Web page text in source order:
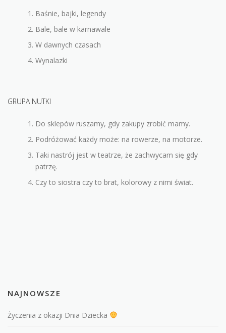
Baśnie, bajki, legendy
Bale, bale w karnawale
W dawnych czasach
Wynalazki
GRUPA NUTKI
Do sklepów ruszamy, gdy zakupy zrobić mamy.
Podróżować każdy może: na rowerze, na motorze.
Taki nastrój jest w teatrze, że zachwycam się gdy
patrzę.
Czy to siostra czy to brat, kolorowy z nimi świat.
NAJNOWSZE
Życzenia z okazji Dnia Dziecka